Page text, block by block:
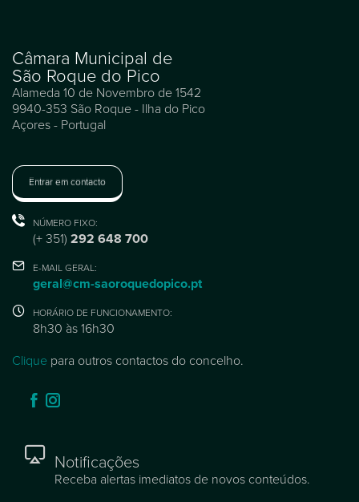
Câmara Municipal de
São Roque do Pico
Alameda 10 de Novembro de 1542
9940-353 São Roque - Ilha do Pico
Açores - Portugal
Entrar em contacto
NÚMERO FIXO:
(+ 351) 292 648 700
E-MAIL GERAL:
geral@cm-saoroquedopico.pt
HORÁRIO DE FUNCIONAMENTO:
8h30 às 16h30
Clique para outros contactos do concelho.
Notificações
Receba alertas imediatos de novos conteúdos.